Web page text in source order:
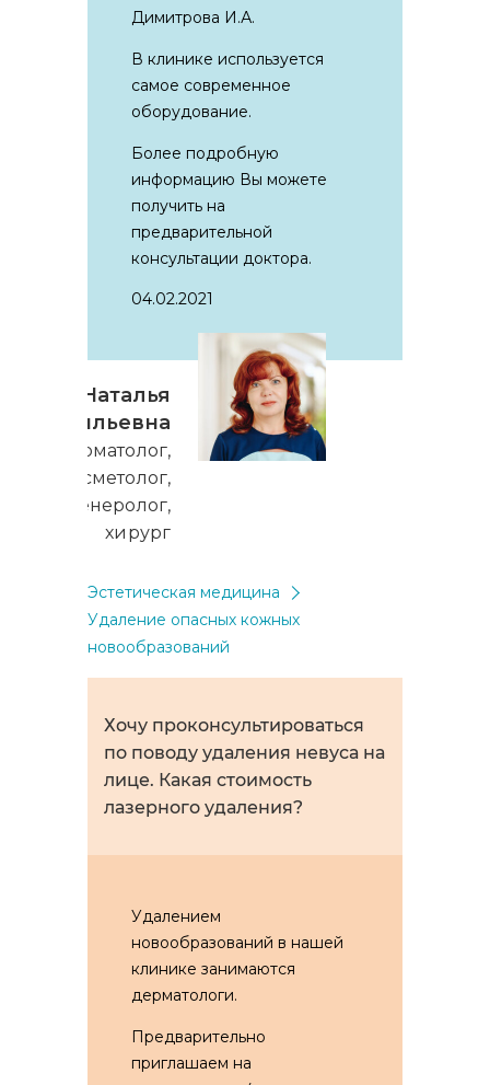
Димитрова И.А.
В клинике используется
самое современное
оборудование.
Более подробную
информацию Вы можете
получить на
предварительной
консультации доктора.
04.02.2021
Кошик Наталья
Васильевна
Дерматолог,
косметолог,
хирург
Эстетическая медицина
Удаление опасных кожных
новообразований
Хочу проконсультироваться
по поводу удаления невуса на
лице. Какая стоимость
лазерного удаления?
Удалением
новообразований в нашей
клинике занимаются
дерматологи.
Предварительно
приглашаем на